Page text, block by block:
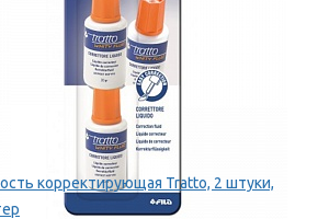
корректирующая Tratto, 2 штуки,